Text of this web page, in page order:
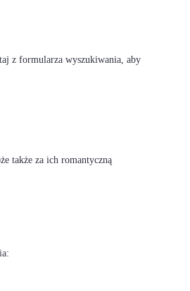
z formularza wyszukiwania, aby
także za ich romantyczną